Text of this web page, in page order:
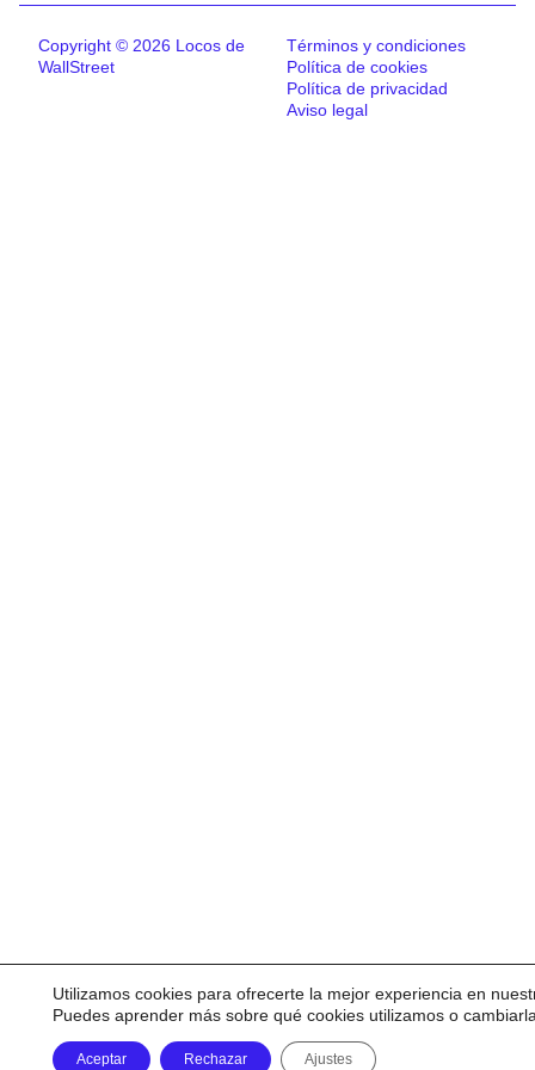
Copyright © 2026 Locos de
WallStreet
Términos y condiciones
Política de cookies
Política de privacidad
Aviso legal
Utilizamos cookies para ofrecerte la mejor experiencia en
Puedes aprender más sobre qué cookies utilizamos o
Aceptar Rechazar Ajustes